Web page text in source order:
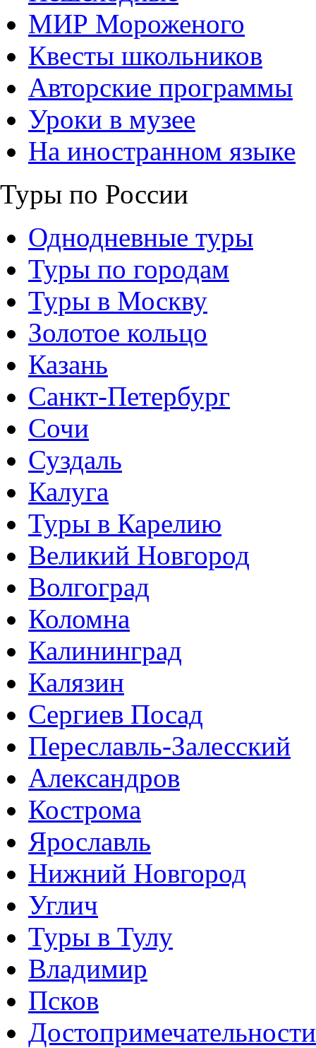
МИР Мороженого
Квесты школьников
Авторские программы
Уроки в музее
На иностранном языке
Туры по России
Однодневные туры
Туры по городам
Туры в Москву
Золотое кольцо
Казань
Санкт-Петербург
Сочи
Суздаль
Калуга
Туры в Карелию
Великий Новгород
Волгоград
Коломна
Калининград
Калязин
Сергиев Посад
Переславль-Залесский
Александров
Кострома
Ярославль
Нижний Новгород
Углич
Туры в Тулу
Владимир
Псков
Достопримечательности